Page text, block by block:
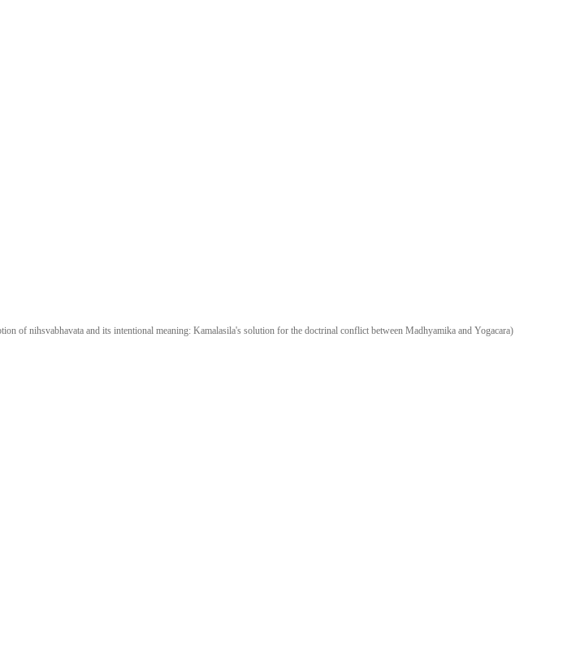
of nihsvabhavata and its intentional meaning: Kamalasila's solution for the doctrinal conflict between Madhyamika and Yogacara)